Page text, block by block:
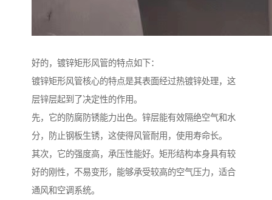
好的，镀锌矩形风管的特点如下：
镀锌矩形风管核心的特点是其表面经过热镀锌处理，这
层锌层起到了决定性的作用。
先，它的防腐防锈能力出色。锌层能有效隔绝空气和水
分，防止钢板生锈，这使得风管耐用，使用寿命长。
其次，它的强度高，承压性能好。矩形结构本身具有较
好的刚性，不易变形，能够承受较高的空气压力，适合
通风和空调系统。